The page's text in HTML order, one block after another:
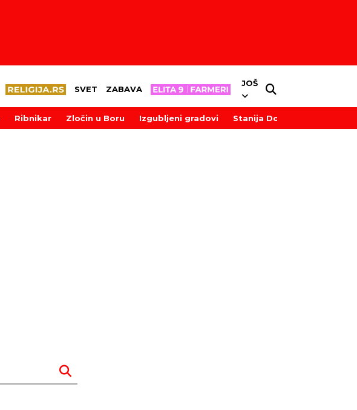
SVET ZABAVA
JOŠ
Ribnikar Zločin u Boru Izgubljeni gradovi Stanija Dobrojević